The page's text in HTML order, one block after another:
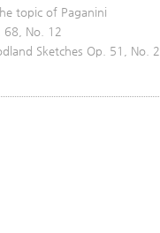
topic of Paganini
68, No. 12
Sketches Op. 51, No. 2